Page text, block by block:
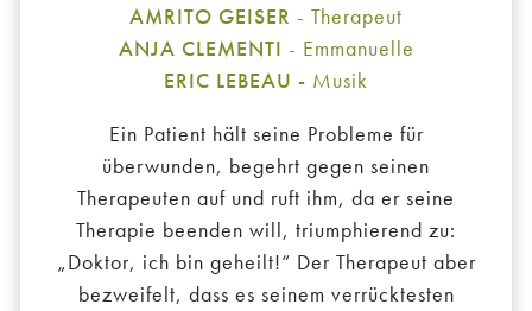
AMRITO GEISER - Therapeut
ANJA CLEMENTI - Emmanuelle
ERIC LEBEAU - Musik
Ein Patient hält seine Probleme für
überwunden, begehrt gegen seinen
Therapeuten auf und ruft ihm, da er seine
Therapie beenden will, triumphierend zu:
„Doktor, ich bin geheilt!“ Der Therapeut aber
bezweifelt, dass es seinem verrücktesten